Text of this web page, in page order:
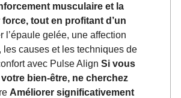
musculaire et la
tout en profitant d’un
l’épaule gelée, une affection
causes et les techniques de
avec Pulse Align Si vous
bien-être, ne cherchez
Améliorer significativement